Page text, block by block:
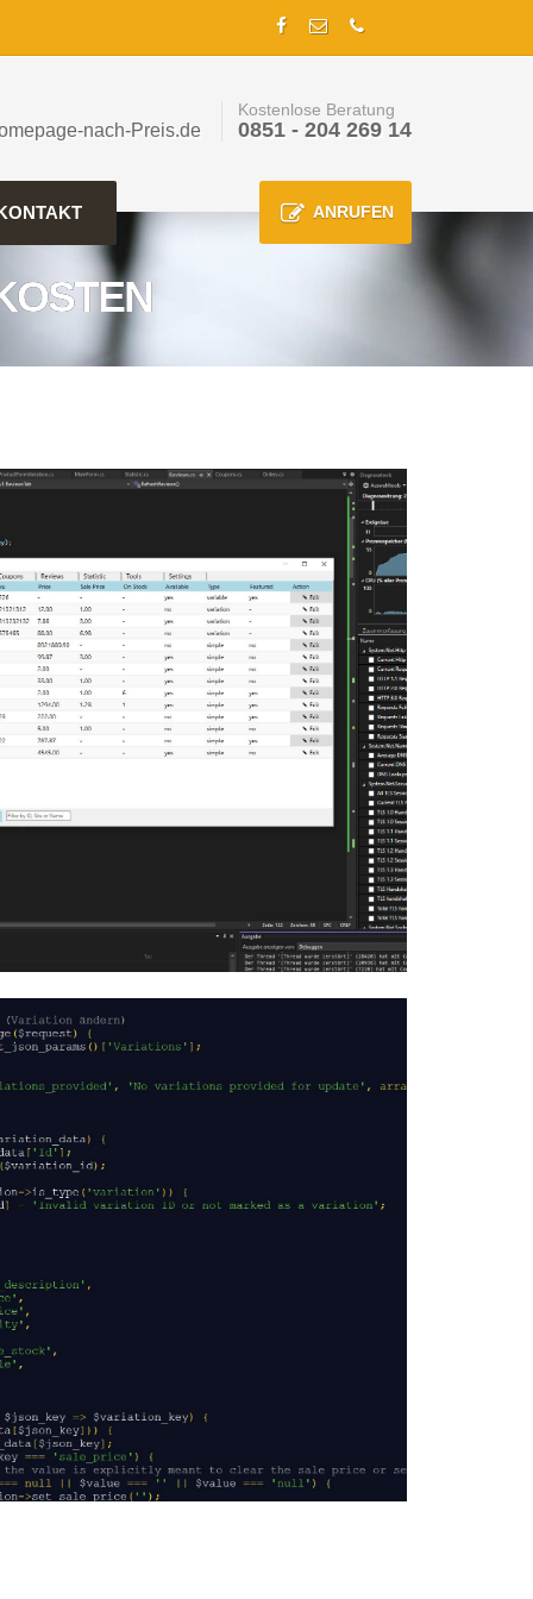
nach-Preis.de
Kostenlose Beratung
0851 - 204 269 14
ANRUFEN